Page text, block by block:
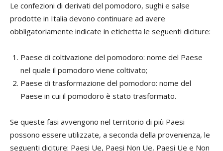
Le confezioni di derivati del pomodoro, sughi e salse
prodotte in Italia devono continuare ad avere
obbligatoriamente indicate in etichetta le seguenti diciture:
Paese di coltivazione del pomodoro: nome del Paese
nel quale il pomodoro viene coltivato;
Paese di trasformazione del pomodoro: nome del
Paese in cui il pomodoro è stato trasformato.
Se queste fasi avvengono nel territorio di più Paesi
possono essere utilizzate, a seconda della provenienza, le
seguenti diciture: Paesi Ue, Paesi Non Ue, Paesi Ue e Non